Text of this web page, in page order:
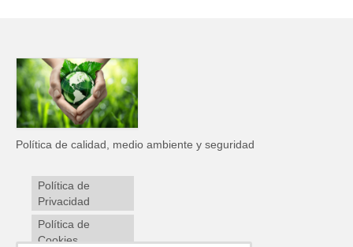
Política de calidad, medio ambiente y seguridad
Política de
Privacidad
Política de
Cookies